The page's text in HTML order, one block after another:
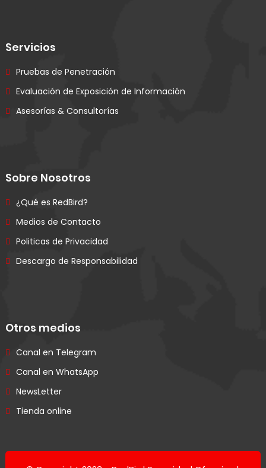
Servicios
Pruebas de Penetración
Evaluación de Exposición de Información
Asesorías & Consultorías
Sobre Nosotros
¿Qué es RedBird?
Medios de Contacto
Politicas de Privacidad
Descargo de Responsabilidad
Otros medios
Canal en Telegram
Canal en WhatsApp
NewsLetter
Tienda online